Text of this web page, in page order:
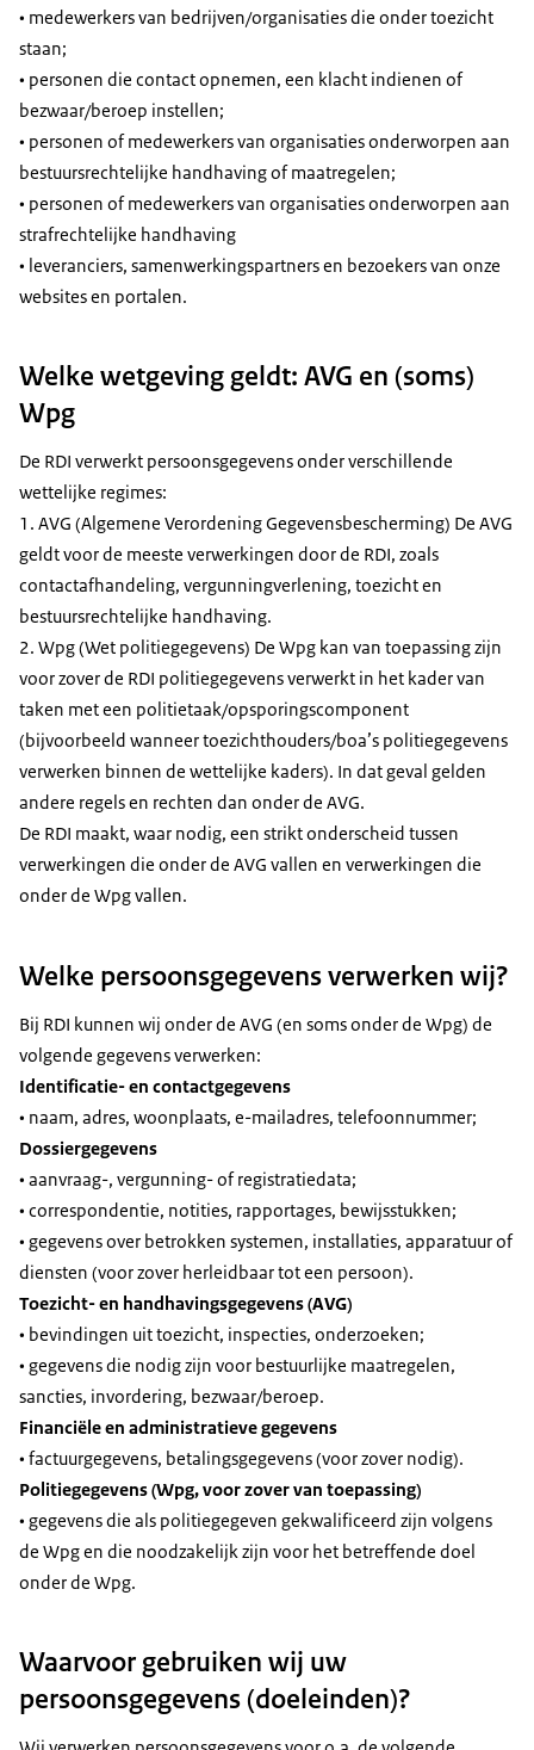
• medewerkers van bedrijven/organisaties die onder toezicht
staan;
• personen die contact opnemen, een klacht indienen of
bezwaar/beroep instellen;
• personen of medewerkers van organisaties onderworpen aan
bestuursrechtelijke handhaving of maatregelen;
• personen of medewerkers van organisaties onderworpen aan
strafrechtelijke handhaving
• leveranciers, samenwerkingspartners en bezoekers van onze
websites en portalen.
Welke wetgeving geldt: AVG en (soms)
Wpg
De RDI verwerkt persoonsgegevens onder verschillende
wettelijke regimes:
1. AVG (Algemene Verordening Gegevensbescherming) De AVG
geldt voor de meeste verwerkingen door de RDI, zoals
contactafhandeling, vergunningverlening, toezicht en
bestuursrechtelijke handhaving.
2. Wpg (Wet politiegegevens) De Wpg kan van toepassing zijn
voor zover de RDI politiegegevens verwerkt in het kader van
taken met een politietaak/opsporingscomponent
(bijvoorbeeld wanneer toezichthouders/boa’s politiegegevens
verwerken binnen de wettelijke kaders). In dat geval gelden
andere regels en rechten dan onder de AVG.
De RDI maakt, waar nodig, een strikt onderscheid tussen
verwerkingen die onder de AVG vallen en verwerkingen die
onder de Wpg vallen.
Welke persoonsgegevens verwerken wij?
Bij RDI kunnen wij onder de AVG (en soms onder de Wpg) de
volgende gegevens verwerken:
Identificatie- en contactgegevens
• naam, adres, woonplaats, e-mailadres, telefoonnummer;
Dossiergegevens
• aanvraag-, vergunning- of registratiedata;
• correspondentie, notities, rapportages, bewijsstukken;
• gegevens over betrokken systemen, installaties, apparatuur of
diensten (voor zover herleidbaar tot een persoon).
Toezicht- en handhavingsgegevens (AVG)
• bevindingen uit toezicht, inspecties, onderzoeken;
• gegevens die nodig zijn voor bestuurlijke maatregelen,
sancties, invordering, bezwaar/beroep.
Financiële en administratieve gegevens
• factuurgegevens, betalingsgegevens (voor zover nodig).
Politiegegevens (Wpg, voor zover van toepassing)
• gegevens die als politiegegeven gekwalificeerd zijn volgens
de Wpg en die noodzakelijk zijn voor het betreffende doel
onder de Wpg.
Waarvoor gebruiken wij uw
persoonsgegevens (doeleinden)?